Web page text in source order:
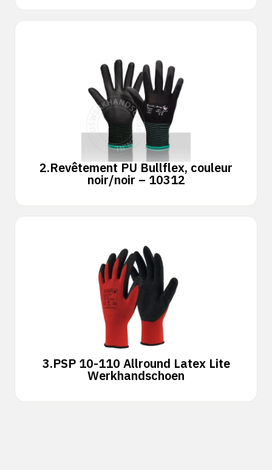
2.Revêtement PU Bullflex, couleur
noir/noir – 10312
3.PSP 10-110 Allround Latex Lite
Werkhandschoen